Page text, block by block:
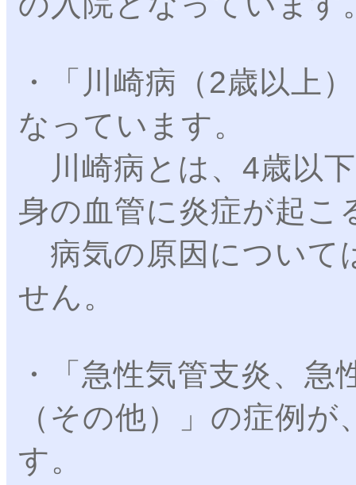
・「川崎病（2歳以上
なっています。
川崎病とは、4歳以
身の血管に炎症が起こ
病気の原因について
せん。
・「急性気管支炎、
（その他）」の症例
す。